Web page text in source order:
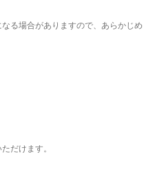
る場合がありますので、あらかじめ
だけます。